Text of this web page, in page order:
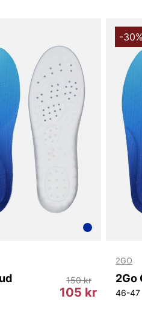
trycket på leder, knä
arbetar ett långt skift
fötterna det stöd de
med kroppens svett-
svala och torra,
hälkonturen ger riktat stöd
är unisex, vilket gör
skor och fottyper utan att
sagt erbjuder 2Go Cloud
som fokuserar på funktion,
bakom varje steg.
handlar i vår webbshop.
mer på www.vfo.se
105 kr
150 kr
-30%
2GO
2Go
46-47